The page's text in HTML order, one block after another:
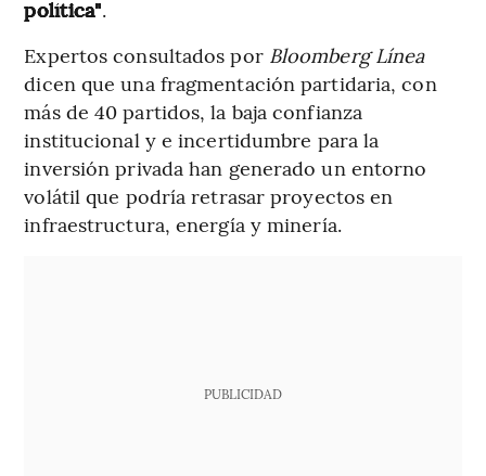
política".
Expertos consultados por Bloomberg Línea
dicen que una fragmentación partidaria, con
más de 40 partidos, la baja confianza
institucional y e incertidumbre para la
inversión privada han generado un entorno
volátil que podría retrasar proyectos en
infraestructura, energía y minería.
PUBLICIDAD